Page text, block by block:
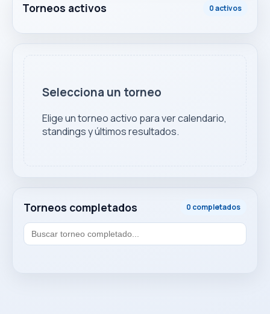
Torneos activos 0 activos
Torneos completados 0 completados
Selecciona un torneo
Elige un torneo activo para ver calendario,
standings y últimos resultados.